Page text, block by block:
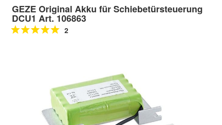
GEZE Original Akku für Schiebetürsteuerung
DCU1 Art. 106863
2